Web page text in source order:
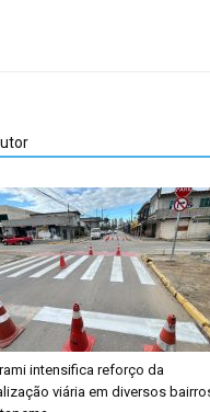
intensifica reforço da
viária em diversos